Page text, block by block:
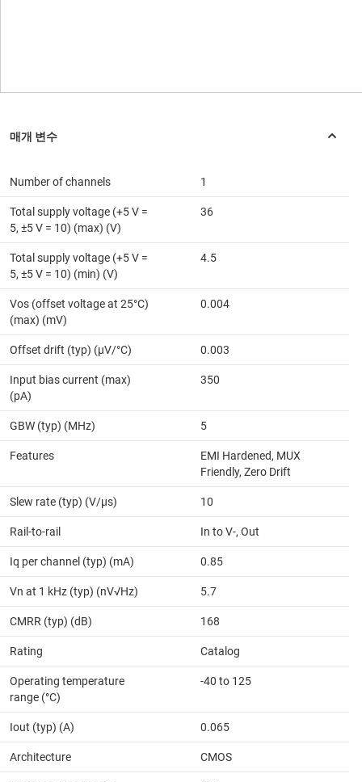
Number of channels 1
Total supply voltage (+5 V =
5, ±5 V = 10) (max) (V)
36
Total supply voltage (+5 V =
5, ±5 V = 10) (min) (V)
4.5
Vos (offset voltage at 25°C)
(max) (mV)
0.004
Offset drift (typ) (µV/°C) 0.003
Input bias current (max)
(pA)
350
GBW (typ) (MHz) 5
Features
EMI Hardened, MUX
Friendly, Zero Drift
Slew rate (typ) (V/µs) 10
Rail-to-rail In to V-, Out
Iq per channel (typ) (mA) 0.85
Vn at 1 kHz (typ) (nV√Hz) 5.7
CMRR (typ) (dB) 168
Rating Catalog
Operating temperature
range (°C)
-40 to 125
Iout (typ) (A) 0.065
Architecture CMOS